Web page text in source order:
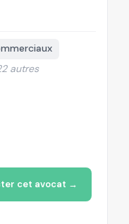
autres
cet avocat →